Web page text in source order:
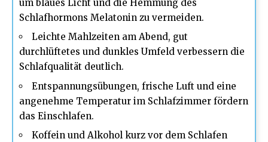
um blaues Licht und die Hemmung des
Schlafhormons Melatonin zu vermeiden.
Leichte Mahlzeiten am Abend, gut
durchlüftetes und dunkles Umfeld verbessern die
Schlafqualität deutlich.
Entspannungsübungen, frische Luft und eine
angenehme Temperatur im Schlafzimmer fördern
das Einschlafen.
Koffein und Alkohol kurz vor dem Schlafen